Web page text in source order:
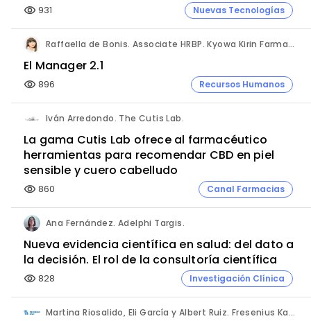
visibility 931 Nuevas Tecnologías
Raffaella de Bonis. Associate HRBP. Kyowa Kirin Farmacéutica.
El Manager 2.1
visibility 896 Recursos Humanos
Iván Arredondo. The Cutis Lab.
La gama Cutis Lab ofrece al farmacéutico
herramientas para recomendar CBD en piel
sensible y cuero cabelludo
visibility 860 Canal Farmacias
Ana Fernández. Adelphi Targis.
Nueva evidencia científica en salud: del dato a
la decisión. El rol de la consultoría científica
visibility 828 Investigación Clínica
Martina Riosalido, Eli García y Albert Ruiz. Fresenius Kabi.